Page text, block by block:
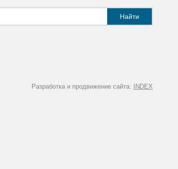
Найти
Разработка и продвижение сайта: INDEX